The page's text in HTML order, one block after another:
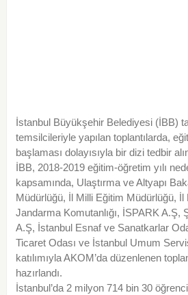
İstanbul Büyükşehir Belediyesi (İBB)
temsilcileriyle yapılan toplantılarda,
başlaması dolayısıyla bir dizi tedbir
İBB, 2018-2019 eğitim-öğretim yılı
kapsamında, Ulaştırma ve Altyapı
Müdürlüğü, İl Milli Eğitim Müdürlüğü,
Jandarma Komutanlığı, İSPARK A.Ş,
A.Ş, İstanbul Esnaf ve Sanatkarlar
Ticaret Odası ve İstanbul Umum
katılımıyla AKOM’da düzenlenen
hazırlandı.
İstanbul’da 2 milyon 714 bin 30